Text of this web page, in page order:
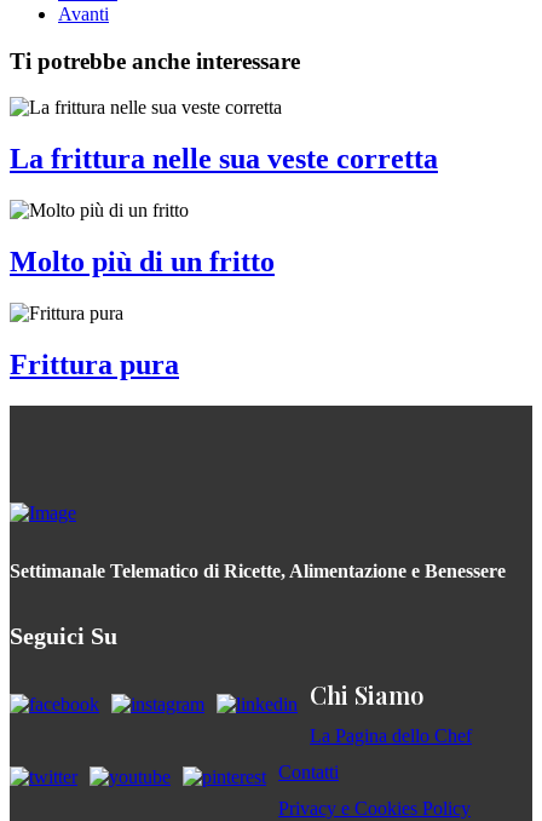
Avanti
Ti potrebbe anche interessare
La frittura nelle sua veste corretta
Molto più di un fritto
Frittura pura
Settimanale Telematico di Ricette, Alimentazione e Benessere
Seguici Su
Chi Siamo
La Pagina dello Chef
Contatti
Privacy e Cookies Policy